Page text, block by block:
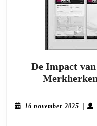
De Impact
16 november 2025 16